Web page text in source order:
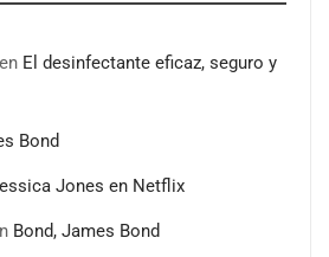
el nuevo modelo de
la capacidad técnica de los
en El desinfectante eficaz, seguro y
Bond
Jones en Netflix
Bond, James Bond